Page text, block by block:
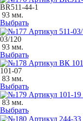
ВR511-44-1
93 мм.
Выбрать
03/120
93 мм.
Выбрать
101-07
83 мм.
Выбрать
83 мм.
Выбрать